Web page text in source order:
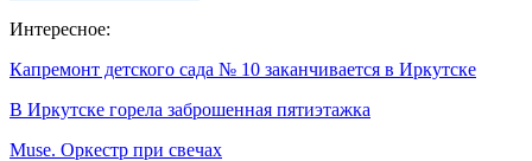
Интересное:
Капремонт детского сада № 10 заканчивается в Иркутске
В Иркутске горела заброшенная пятиэтажка
Muse. Оркестр при свечах